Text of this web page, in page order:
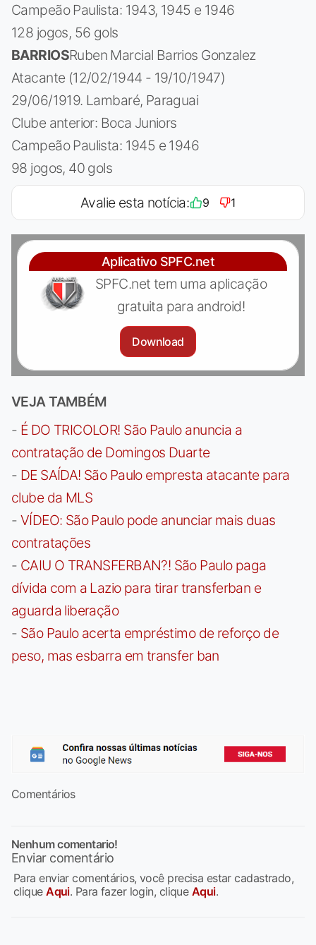
Campeão Paulista: 1943, 1945 e 1946
128 jogos, 56 gols
BARRIOSRuben Marcial Barrios Gonzalez
Atacante (12/02/1944 - 19/10/1947)
29/06/1919. Lambaré, Paraguai
Clube anterior: Boca Juniors
Campeão Paulista: 1945 e 1946
98 jogos, 40 gols
Avalie esta notícia: 9 1
Aplicativo SPFC.net
SPFC.net tem uma aplicação
gratuita para android!
Download
VEJA TAMBÉM
- É DO TRICOLOR! São Paulo anuncia a
contratação de Domingos Duarte
- DE SAÍDA! São Paulo empresta atacante para
clube da MLS
- VÍDEO: São Paulo pode anunciar mais duas
contratações
- CAIU O TRANSFERBAN?! São Paulo paga
dívida com a Lazio para tirar transferban e
aguarda liberação
- São Paulo acerta empréstimo de reforço de
peso, mas esbarra em transfer ban
Comentários
Nenhum comentario!
Enviar comentário
Para enviar comentários, você precisa estar cadastrado,
cliqueAqui. Para fazer login, clique Aqui.